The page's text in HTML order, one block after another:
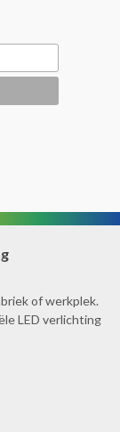
of werkplek.
LED verlichting